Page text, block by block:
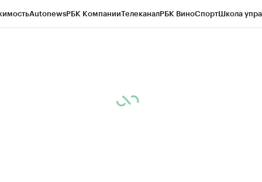
AutonewsРБК КомпанииТелеканалРБК ВиноСпортШкола